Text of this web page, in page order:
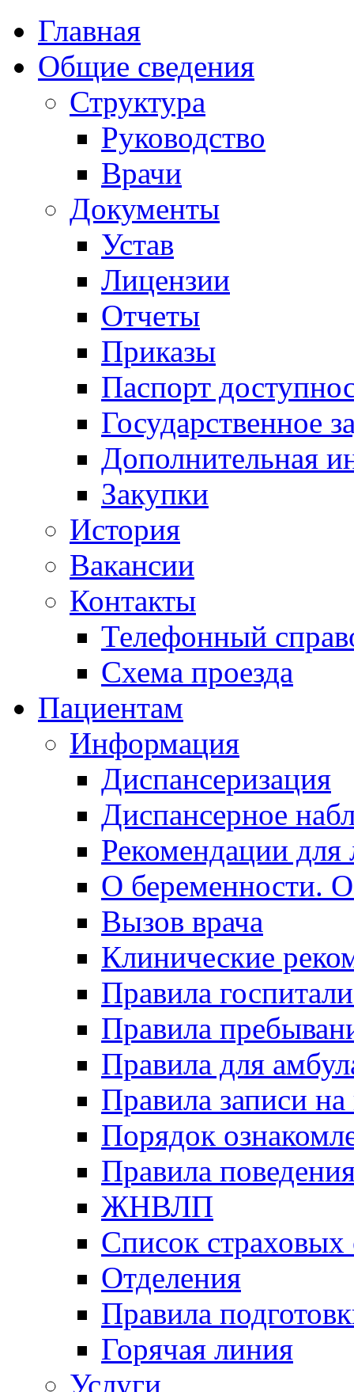
Главная
Общие сведения
Структура
Руководство
Врачи
Документы
Устав
Лицензии
Отчеты
Приказы
Паспорт
Государственное
Дополнительная
Закупки
История
Вакансии
Контакты
Телефонный
Схема проезда
Пациентам
Информация
Диспансеризация
Диспансерное
Рекомендации для
О беременности.
Вызов врача
Клинические
Правила
Правила
Правила для
Правила записи
Порядок
Правила
ЖНВЛП
Список страховых
Отделения
Правила
Горячая линия
Услуги